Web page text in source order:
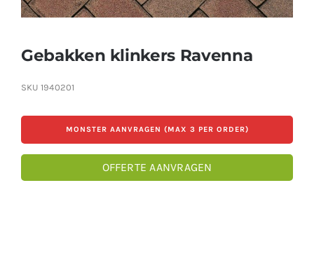
Gebakken klinkers Ravenna
SKU 1940201
MONSTER AANVRAGEN (MAX 3 PER ORDER)
OFFERTE AANVRAGEN